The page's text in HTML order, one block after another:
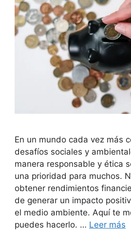
En un mundo cada vez más
desafíos sociales y
manera responsable y ética
una prioridad para muchos.
obtener rendimientos
de generar un impacto
el medio ambiente. Aquí te
puedes hacerlo. … Leer más